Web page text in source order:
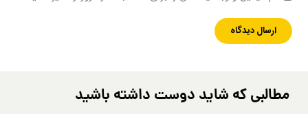
مطالبی که شاید دوست داشته باشید